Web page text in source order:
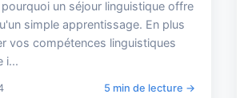
un séjour linguistique offre
simple apprentissage. En plus
vos compétences linguistiques
i...
5 min de lecture →